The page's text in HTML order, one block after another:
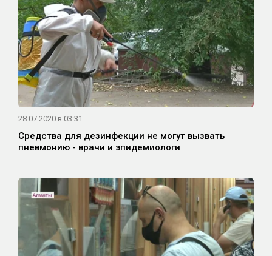
28.07.2020 в 03:31
Средства для дезинфекции не могут вызвать
пневмонию - врачи и эпидемиологи